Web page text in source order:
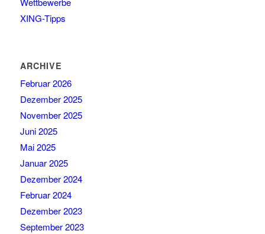
XING-Tipps
ARCHIVE
Februar 2026
Dezember 2025
November 2025
Juni 2025
Mai 2025
Januar 2025
Dezember 2024
Februar 2024
Dezember 2023
September 2023